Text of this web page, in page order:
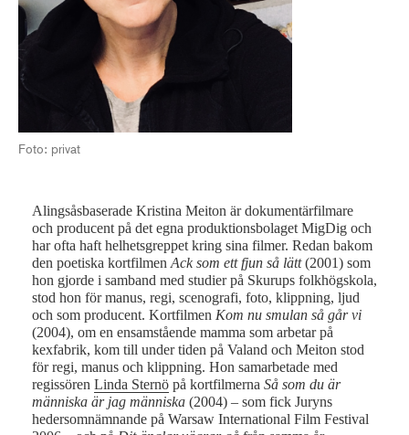
Foto: privat
Alingsåsbaserade Kristina Meiton är dokumentärfilmare
och producent på det egna produktionsbolaget MigDig och
har ofta haft helhetsgreppet kring sina filmer. Redan bakom
den poetiska kortfilmen Ack som ett fjun så lätt(2001) som
hon gjorde i samband med studier på Skurups folkhögskola,
stod hon för manus, regi, scenografi, foto, klippning, ljud
och som producent. Kortfilmen Kom nu smulan så går vi
(2004), om en ensamstående mamma som arbetar på
kexfabrik, kom till under tiden på Valand och Meiton stod
för regi, manus och klippning. Hon samarbetade med
regissören Linda Sternö på kortfilmerna Så som du är
människa är jag människa (2004) – som fick Juryns
hedersomnämnande på Warsaw International Film Festival